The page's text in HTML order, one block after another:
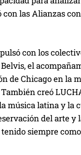
las Alianzas
con los
el
Chicago en la
creó
música latina y la
del arte
siempre